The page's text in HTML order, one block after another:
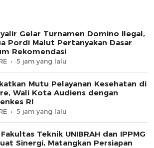
Gelar Turnamen Domino Ilegal,
Pordi Malut Pertanyakan Dasar
Rekomendasi
5 jam yang lalu
Mutu Pelayanan Kesehatan di
Wali Kota Audiens dengan
RI
5 jam yang lalu
Fakultas Teknik UNIBRAH dan IPPMG
Sinergi, Matangkan Persiapan